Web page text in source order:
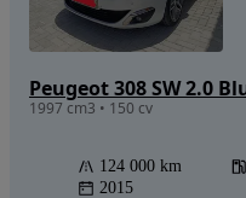
Peugeot 308 SW 2.0
1997 cm3 • 150 cv
124 000 km
2015